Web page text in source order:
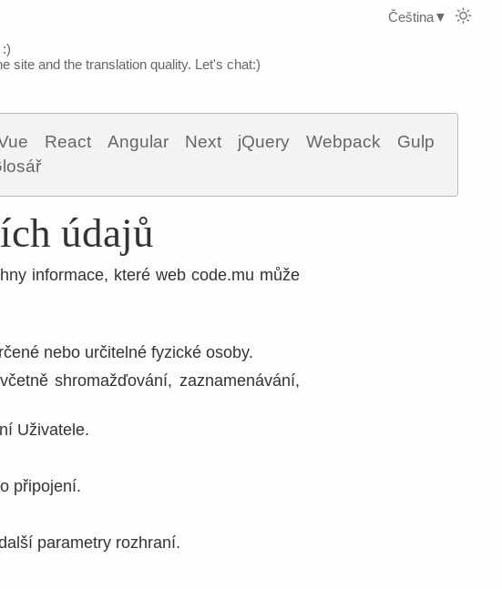
site and the translation quality. Let's chat:)
React Angular Next jQuery Webpack
Gulp
údajů
informace, které web code.mu může
nebo určitelné fyzické osoby.
shromažďování, zaznamenávání,
Uživatele.
připojení.
parametry rozhraní.
Čeština▼